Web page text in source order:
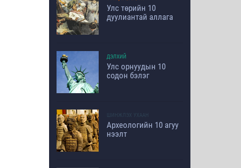
Улс төрийн 10
дуулиантай аллага
ДЭЛХИЙ
Улс орнуудын 10
содон бэлэг
ШИНЖЛЭХ УХААН
Археологийн 10 агуу
нээлт